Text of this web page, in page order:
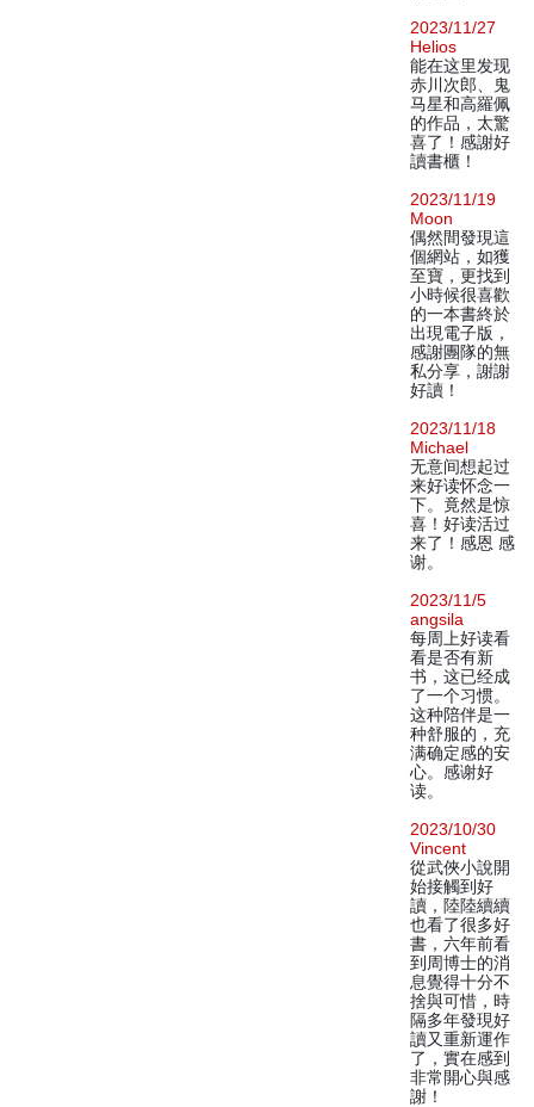
2023/11/27
Helios
能在这里发现
赤川次郎、鬼
马星和高羅佩
的作品，太驚
喜了！感謝好
讀書櫃！
2023/11/19
Moon
偶然間發現這
個網站，如獲
至寶，更找到
小時候很喜歡
的一本書終於
出現電子版，
感謝團隊的無
私分享，謝謝
好讀！
2023/11/18
Michael
无意间想起过
来好读怀念一
下。竟然是惊
喜！好读活过
来了！感恩 感
谢。
2023/11/5
angsila
每周上好读看
看是否有新
书，这已经成
了一个习惯。
这种陪伴是一
种舒服的，充
满确定感的安
心。感谢好
读。
2023/10/30
Vincent
從武俠小說開
始接觸到好
讀，陸陸續續
也看了很多好
書，六年前看
到周博士的消
息覺得十分不
捨與可惜，時
隔多年發現好
讀又重新運作
了，實在感到
非常開心與感
謝！